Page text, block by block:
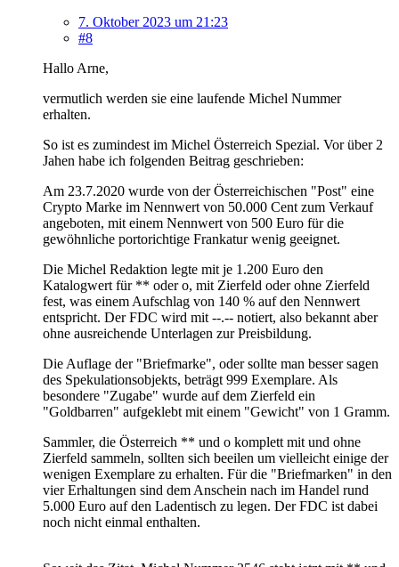
7. Oktober 2023 um 21:23
#8
Hallo Arne,
vermutlich werden sie eine laufende Michel Nummer
erhalten.
So ist es zumindest im Michel Österreich Spezial. Vor über 2
Jahen habe ich folgenden Beitrag geschrieben:
Am 23.7.2020 wurde von der Österreichischen "Post" eine
Crypto Marke im Nennwert von 50.000 Cent zum Verkauf
angeboten, mit einem Nennwert von 500 Euro für die
gewöhnliche portorichtige Frankatur wenig geeignet.
Die Michel Redaktion legte mit je 1.200 Euro den
Katalogwert für ** oder o, mit Zierfeld oder ohne Zierfeld
fest, was einem Aufschlag von 140 % auf den Nennwert
entspricht. Der FDC wird mit --.-- notiert, also bekannt aber
ohne ausreichende Unterlagen zur Preisbildung.
Die Auflage der "Briefmarke", oder sollte man besser sagen
des Spekulationsobjekts, beträgt 999 Exemplare. Als
besondere "Zugabe" wurde auf dem Zierfeld ein
"Goldbarren" aufgeklebt mit einem "Gewicht" von 1 Gramm.
Sammler, die Österreich ** und o komplett mit und ohne
Zierfeld sammeln, sollten sich beeilen um vielleicht einige der
wenigen Exemplare zu erhalten. Für die "Briefmarken" in den
vier Erhaltungen sind dem Anschein nach im Handel rund
5.000 Euro auf den Ladentisch zu legen. Der FDC ist dabei
noch nicht einmal enthalten.